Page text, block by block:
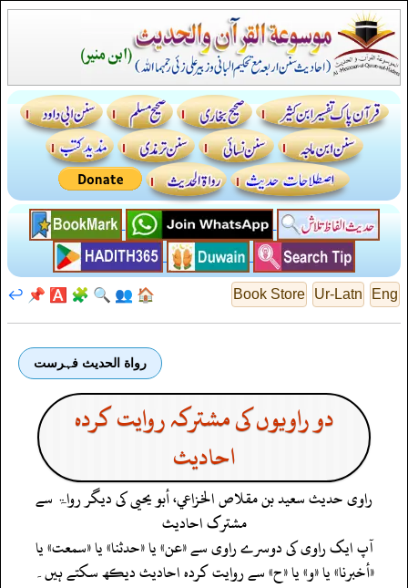
Eng
Ur-Latn
Book Store
🏠
👥
🔍
🧩
🅰️
📌
↩️
رواة الحديث فہرست
دو راویوں کی مشترکہ روایت کردہ
احادیث
راوی حدیثسعيد بن مقلاص الخزاعي، أبو يحيىکی دیگر رواۃ سے
مشترک احادیث
آپ ایک راوی کی دوسرے راوی سے «عن» یا «حدثنا» یا «سمعت» یا
«أخبرنا» یا «و» یا «ح» سے روایت کردہ احادیث دیکھ سکتے ہیں۔